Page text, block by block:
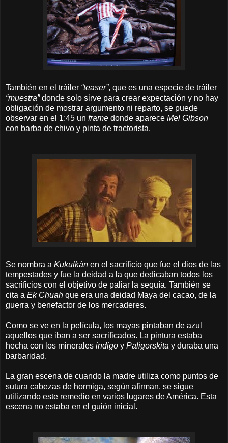
También en el tráiler “teaser”, que es una especie de tráiler
“muestra”donde solo sirve para crear expectación y no hay
obligación de mostrar argumento ni reparto, se puede
observar en el 1:45 un frame donde aparece Mel Gibson
con barba de chivo y pinta de tractorista.
Se nombra a Kukulkán en el sacrificio que fue el dios de las
tempestades y fue la deidad a la que dedicaban todos los
sacrificios con el objetivo de paliar la sequía. También se
cita a Ek Chuah que era una deidad Maya del cacao, de la
guerra y benefactor de los mercaderes.
Como se ve en la película, los mayas pintaban de azul
aquellos que iban a ser sacrificados. La pintura estaba
hecha con los minerales indigo y Paligorskita y duraba una
barbaridad.
La gran escena de cuando la madre utiliza como puntos de
sutura cabezas de hormiga, según afirman, se sigue
utilizando este remedio en varios lugares de América. Esta
escena no estaba en el guión inicial.